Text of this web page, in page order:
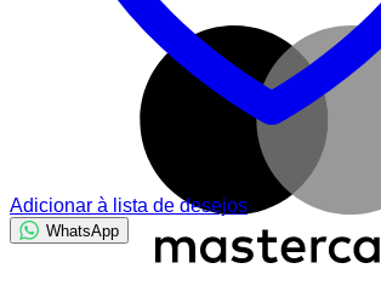
Adicionar à lista de desejos
WhatsApp